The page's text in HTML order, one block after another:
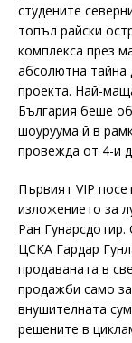
студените
топъл райски
комплекса през
абсолютна тайна
проекта. Най-
България беше
шоуруума й в
провежда от 4-и
Първият VIP
изложението за
Ран Гунарсдотир.
ЦСКА Гардар
продаваната в
продажби само
внушителната
решените в